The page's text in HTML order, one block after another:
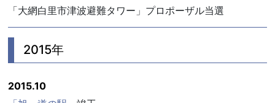
「大網白里市津波避難タワー」プロポーザル当選
2015年
2015.10